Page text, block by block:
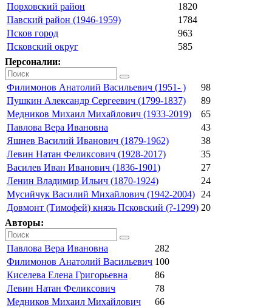
Порховский район
1820
Павский район (1946-1959)
1784
Псков город
963
Псковский округ
585
Персоналии:
Филимонов Анатолий Васильевич (1951- )
98
Пушкин Александр Сергеевич (1799-1837)
89
Медников Михаил Михайлович (1933-2019)
65
Павлова Вера Ивановна
43
Яшнев Василий Иванович (1879-1962)
38
Левин Натан Феликсович (1928-2017)
35
Василев Иван Иванович (1836-1901)
27
Ленин Владимир Ильич (1870-1924)
24
Мусийчук Василий Михайлович (1942-2004)
24
Довмонт (Тимофей) князь Псковский (?-1299) 20
Авторы:
Павлова Вера Ивановна
282
Филимонов Анатолий Васильевич 100
Киселева Елена Григорьевна
86
Левин Натан Феликсович
78
Медников Михаил Михайлович
66